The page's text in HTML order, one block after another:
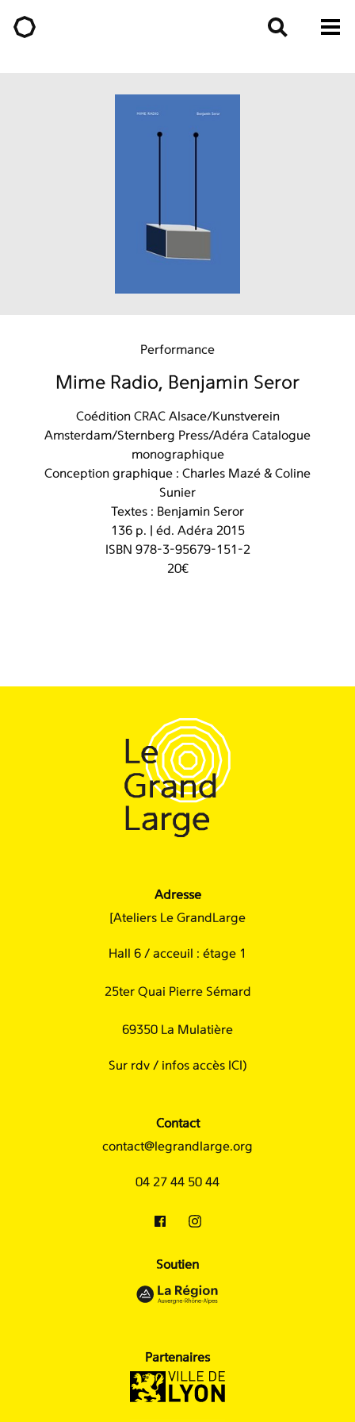
Performance
Mime Radio, Benjamin Seror
Coédition CRAC Alsace/Kunstverein
Amsterdam/Sternberg Press/Adéra Catalogue
monographique
Conception graphique : Charles Mazé & Coline
Sunier
Textes : Benjamin Seror
136 p. | éd. Adéra 2015
ISBN 978-3-95679-151-2
20€
Adresse
[Ateliers Le GrandLarge
Hall 6 / acceuil : étage 1
25ter Quai Pierre Sémard
69350 La Mulatière
Sur rdv / infos accès ICI)
Contact
contact@legrandlarge.org
04 27 44 50 44
Soutien
Partenaires